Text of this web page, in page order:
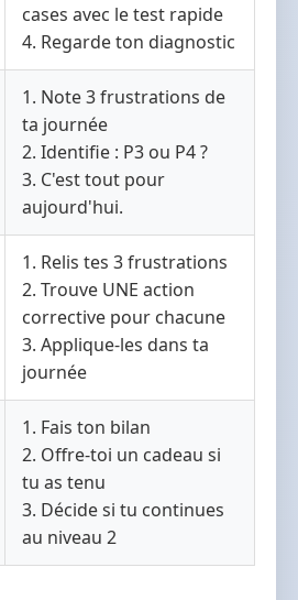
cases avec le test rapide
4. Regarde ton diagnostic
1. Note 3 frustrations de
ta journée
2. Identifie : P3 ou P4 ?
3. C'est tout pour
aujourd'hui.
1. Relis tes 3 frustrations
2. Trouve UNE action
corrective pour chacune
3. Applique-les dans ta
journée
1. Fais ton bilan
2. Offre-toi un cadeau si
tu as tenu
3. Décide si tu continues
au niveau 2